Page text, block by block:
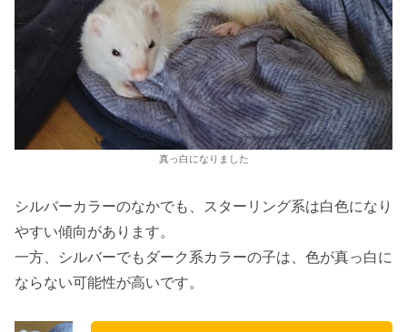
真っ白になりました
シルバーカラーのなかでも、スターリング系は白色になり
やすい傾向があります。
一方、シルバーでもダーク系カラーの子は、色が真っ白に
ならない可能性が高いです。